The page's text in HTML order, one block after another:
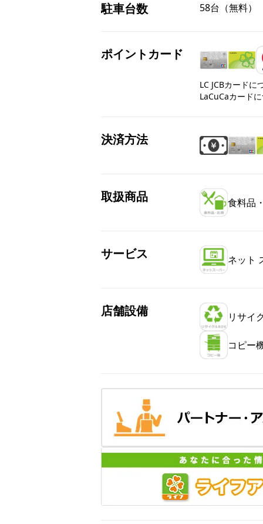
駐車台数 58台（無料）
ポイントカード
LC JCBカードに
LaCuCaカード
決済方法
取扱商品 食料品
サービス ネット
店舗設備 リサイ
コピー